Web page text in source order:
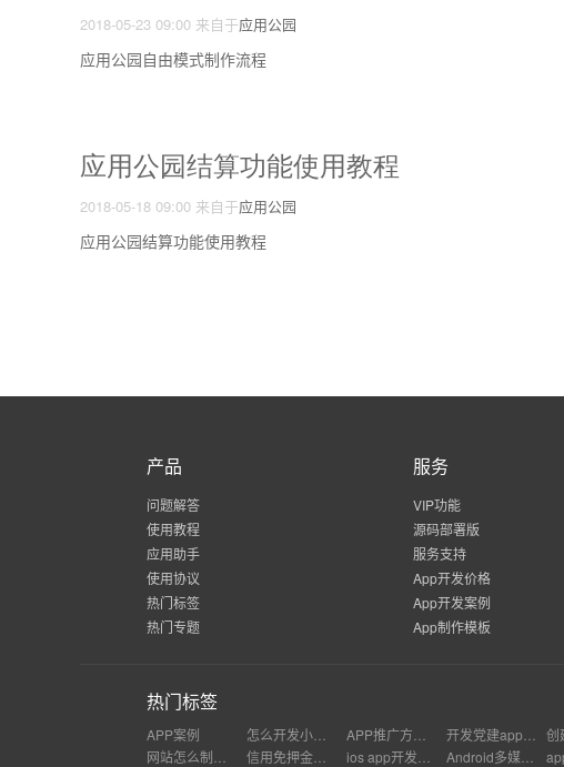
2018-05-23 09:00 来自于应用公园
应用公园自由模式制作流程
应用公园结算功能使用教程
2018-05-18 09:00 来自于应用公园
应用公园结算功能使用教程
产品
问题解答
使用教程
应用助手
使用协议
热门标签
热门专题
服务
VIP功能
源码部署版
服务支持
App开发价格
App开发案例
App制作模板
热门标签
APP案例